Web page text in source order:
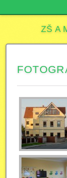
ZŠ A